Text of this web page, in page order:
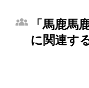
「馬鹿馬
に関連す